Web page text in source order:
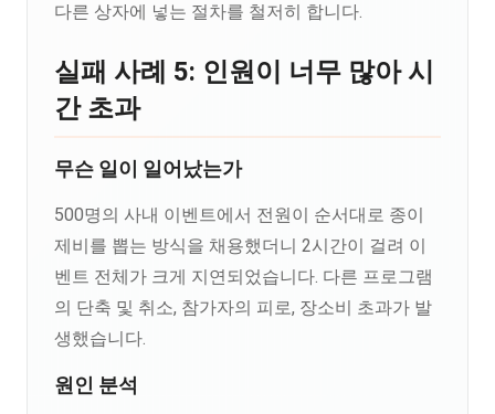
다른 상자에 넣는 절차를 철저히 합니다.
실패 사례 5: 인원이 너무 많아 시
간 초과
무슨 일이 일어났는가
500명의 사내 이벤트에서 전원이 순서대로 종이
제비를 뽑는 방식을 채용했더니 2시간이 걸려 이
벤트 전체가 크게 지연되었습니다. 다른 프로그램
의 단축 및 취소, 참가자의 피로, 장소비 초과가 발
생했습니다.
원인 분석